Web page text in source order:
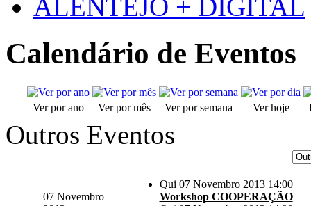
ALENTEJO + DIGITAL
Calendário de Eventos
Ver por ano Ver por mês Ver por semana Ver hoje
Outros Eventos
07 Novembro
Qui 07 Novembro 2013 14:00
Workshop COOPERAÇÃO